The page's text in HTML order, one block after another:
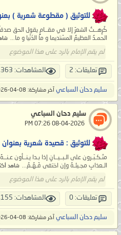
للتوثيق ( مقطوعة شعرية )
ﻛَﺮِﻫــﺖُ ﺍﻟﺸﻌﺮَ ﺇﻻ ﻓﻲ ﻣﻘــﺎﻡٍ ﻳﻘﻮﻝ ﺍﻟﺤﻖ ﺻﺪﻗﺎً
ﺍﻟﺤﻤـﺪُ ﺍﻟﻌﻈﻴﻢُ ﺍﻟﻤﺴْﺘﺪيما ﻭ ﻣﺎ ﺍﻟﺪّﻧْﻴﺎ ﻭ ﻣﺎ...
لم يقم الإمام بالرد على هذا الموضوع
تعليقات: 2 المشاهدات: 26,363
سليم دحان السباعي آخر مشاركة: 08-04-2026,
سليم دحان السباعي
للتوثيق : قصيدة شعرية
متَـكـبّـرون على الـبــيــانِ إذا بـدا يـنــأون
الـعذابِ مجـيئـهُ وإن اختفى فَـهُـمُ... شاهد
لم يقم الإمام بالرد على هذا الموضوع
تعليقات: 0 المشاهدات: 16,155
سليم دحان السباعي آخر مشاركة: 08-04-2026,